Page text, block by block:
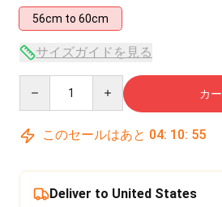
56cm to 60cm
サイズガイドを見る
カ
このセールはあと 04: 10: 55
Deliver to United States